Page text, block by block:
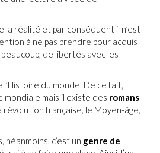
réalité et par conséquent il n’est
à ne pas prendre pour acquis
de libertés avec les
l’Histoire du monde. De ce fait,
mais il existe des romans
française, le Moyen-âge,
c’est un genre de